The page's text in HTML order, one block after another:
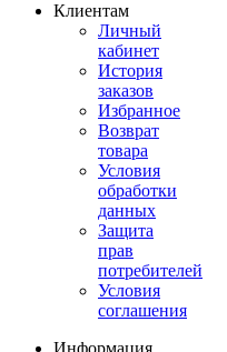
Клиентам
Личный
кабинет
История
заказов
Избранное
Возврат
товара
Условия
обработки
данных
Защита
прав
потребителей
Условия
соглашения
Информация